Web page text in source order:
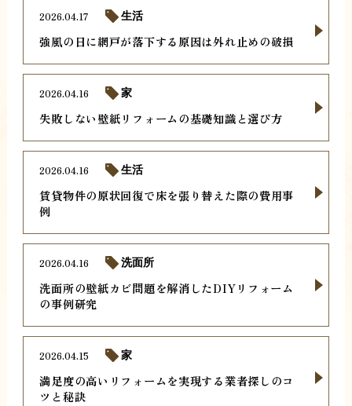
強風の日に網戸が落下する原因は外れ止めの破損
2026.04.17 生活
失敗しない壁紙リフォームの基礎知識と選び方
2026.04.16 家
賃貸物件の原状回復で床を張り替えた際の費用事
例
2026.04.16 生活
洗面所の壁紙カビ問題を解消したDIYリフォーム
の事例研究
2026.04.16 洗面所
満足度の高いリフォームを実現する業者探しのコ
ツと秘訣
2026.04.15 家